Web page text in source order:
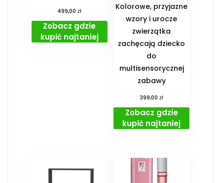
499,00zł
Zobacz gdzie
kupić najtaniej
Kolorowe, przyjazne
wzory i urocze
zwierzątka
zachęcają dziecko
do
multisensorycznej
zabawy
399,00zł
Zobacz gdzie
kupić najtaniej